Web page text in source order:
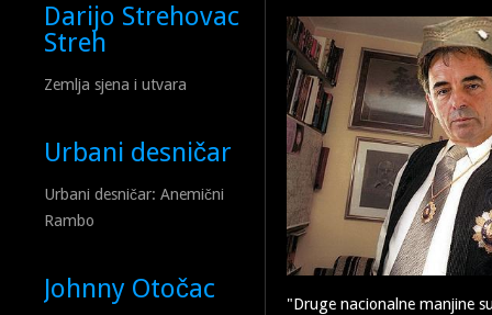
Darijo Strehovac
Streh
Zemlja sjena i utvara
Urbani desničar
Urbani desničar: Anemični
Rambo
Johnny Otočac
"Druge nacionalne manjine